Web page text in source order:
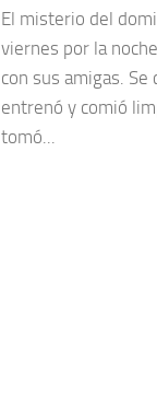
El misterio del
viernes por la
con sus amigas. Se
entrenó y comió
tomó...